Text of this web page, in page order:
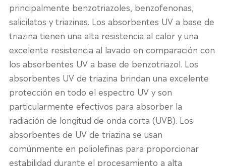
principalmente benzotriazoles, benzofenonas,
salicilatos y triazinas. Los absorbentes UV a base de
triazina tienen una alta resistencia al calor y una
excelente resistencia al lavado en comparación con
los absorbentes UV a base de benzotriazol. Los
absorbentes UV de triazina brindan una excelente
protección en todo el espectro UV y son
particularmente efectivos para absorber la
radiación de longitud de onda corta (UVB). Los
absorbentes de UV de triazina se usan
comúnmente en poliolefinas para proporcionar
estabilidad durante el procesamiento a alta